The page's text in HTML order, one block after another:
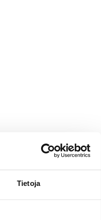
Tietoja